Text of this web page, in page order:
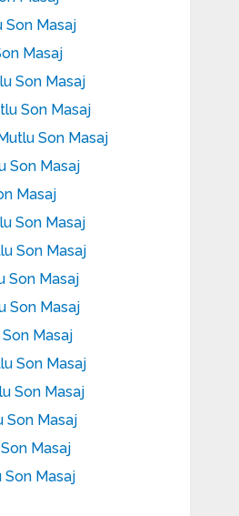
Son Masaj
Masaj
Son Masaj
Son Masaj
Son Masaj
Son Masaj
Masaj
Son Masaj
Son Masaj
Son Masaj
Son Masaj
Masaj
Son Masaj
Son Masaj
Son Masaj
Masaj
Son Masaj